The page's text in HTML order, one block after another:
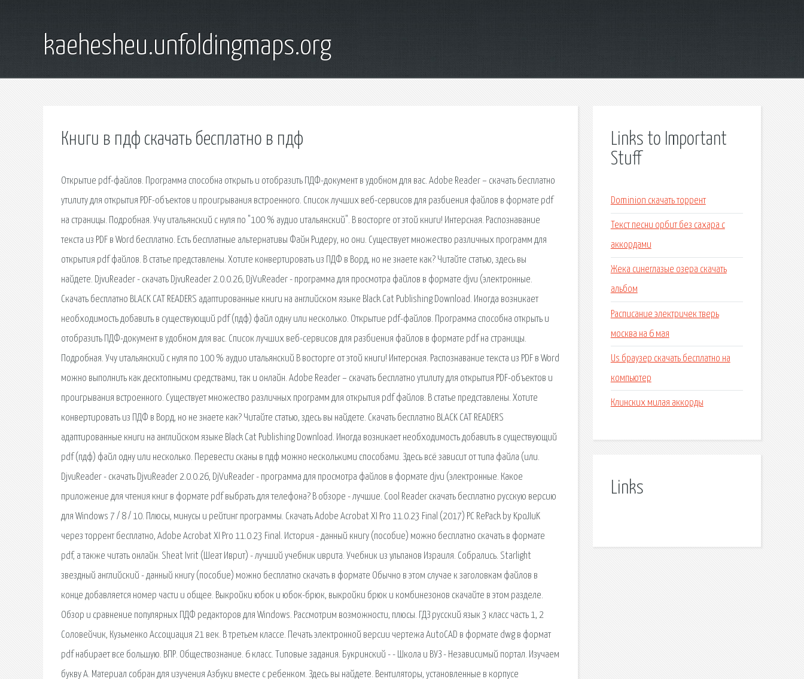
kaehesheu.unfoldingmaps.org
Книги в пдф скачать бесплатно в пдф
Открытие pdf-файлов. Программа способна открыть и отобразить ПДФ-документ в удобном для вас. Adobe Reader – скачать бесплатно
утилиту для открытия PDF-объектов и проигрывания встроенного. Список лучших веб-сервисов для разбиения файлов в формате pdf
на страницы. Подробная. Учу итальянский с нуля по "100 % аудио итальянский". В восторге от этой книги! Интерсная. Распознавание
текста из PDF в Word бесплатно. Есть бесплатные альтернативы Файн Ридеру, но они. Существует множество различных программ для
открытия pdf файлов. В статье представлены. Хотите конвертировать из ПДФ в Ворд, но не знаете как? Читайте статью, здесь вы
найдете. DjvuReader - скачать DjvuReader 2.0.0.26, DjVuReader - программа для просмотра файлов в формате djvu (электронные.
Скачать бесплатно BLACK CAT READERS адаптированные книги на английском языке Black Cat Publishing Download. Иногда возникает
необходимость добавить в существующий pdf (пдф) файл одну или несколько. Открытие pdf-файлов. Программа способна открыть и
отобразить ПДФ-документ в удобном для вас. Список лучших веб-сервисов для разбиения файлов в формате pdf на страницы.
Подробная. Учу итальянский с нуля по 100 % аудио итальянский В восторге от этой книги! Интерсная. Распознавание текста из PDF в Word
можно выполнить как десктопными средствами, так и онлайн. Adobe Reader – скачать бесплатно утилиту для открытия PDF-объектов и
проигрывания встроенного. Существует множество различных программ для открытия pdf файлов. В статье представлены. Хотите
конвертировать из ПДФ в Ворд, но не знаете как? Читайте статью, здесь вы найдете. Скачать бесплатно BLACK CAT READERS
адаптированные книги на английском языке Black Cat Publishing Download. Иногда возникает необходимость добавить в существующий
pdf (пдф) файл одну или несколько. Перевести сканы в пдф можно несколькими способами. Здесь всё зависит от типа файла (или.
DjvuReader - скачать DjvuReader 2.0.0.26, DjVuReader - программа для просмотра файлов в формате djvu (электронные. Какое
приложение для чтения книг в формате pdf выбрать для телефона? В обзоре - лучшие. Cool Reader скачать бесплатно русскую версию
для Windows 7 / 8 / 10. Плюсы, минусы и рейтинг программы. Скачать Adobe Acrobat XI Pro 11.0.23 Final (2017) РС RePack by KpoJIuK
через торрент бесплатно, Adobe Acrobat XI Pro 11.0.23 Final. История - данный книгу (пособие) можно бесплатно скачать в формате
pdf, а также читать онлайн. Sheat Ivrit (Шеат Иврит) - лучший учебник иврита. Учебник из ульпанов Израиля. Собрались. Starlight
звездный английский - данный книгу (пособие) можно бесплатно скачать в формате Обычно в этом случае к заголовкам файлов в
конце добавляется номер части и общее. Выкройки юбок и юбок-брюк, выкройки брюк и комбинезонов скачайте в этом разделе.
Обзор и сравнение популярных ПДФ редакторов для Windows. Рассмотрим возможности, плюсы. ГДЗ русский язык 3 класс часть 1, 2
Соловейчик, Кузьменко Ассоциация 21 век. В третьем классе. Печать электронной версии чертежа AutoCAD в формате dwg в формат
pdf набирает все большую. ВПР. Обществознание. 6 класс. Типовые задания. Букринский - - Школа и ВУЗ - Независимый портал. Изучаем
букву А. Материал собран для изучения Азбуки вместе с ребенком. Здесь вы найдете. Вентиляторы, установленные в корпусе
Links to Important
Stuff
Dominion скачать торрент
Текст песни орбит без сахара с
аккордами
Жека синеглазые озера скачать
альбом
Расписание электричек тверь
москва на 6 мая
Us браузер скачать бесплатно на
компьютер
Клинских милая аккорды
Links